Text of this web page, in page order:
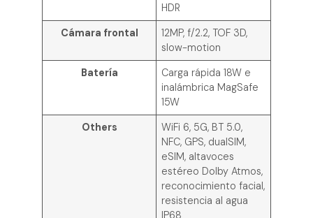
HDR
Cámara frontal
12MP, f/2.2, TOF 3D,
slow-motion
Batería
Carga rápida 18W e
inalámbrica MagSafe
15W
Others
WiFi 6, 5G, BT 5.0,
NFC, GPS, dualSIM,
eSIM, altavoces
estéreo Dolby Atmos,
reconocimiento facial,
resistencia al agua
IP68